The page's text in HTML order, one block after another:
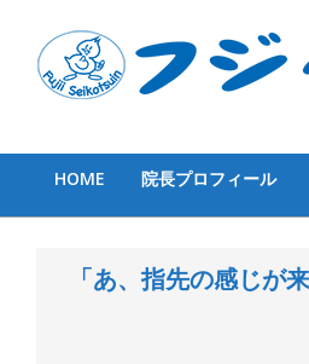
content
Navigation
HOME 院長プロフィール
「あ、指先の感じが